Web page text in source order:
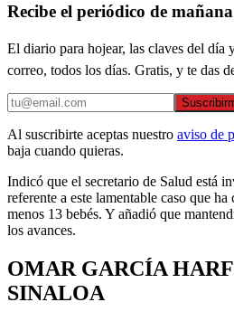
Recibe el periódico de
El diario para hojear, las claves del
correo, todos los días. Gratis, y te das
Al suscribirte aceptas nuestro aviso de
baja cuando quieras.
Indicó que el secretario de Salud está
referente a este lamentable caso que ha
menos 13 bebés. Y añadió que
los avances.
OMAR GARCÍA
SINALOA